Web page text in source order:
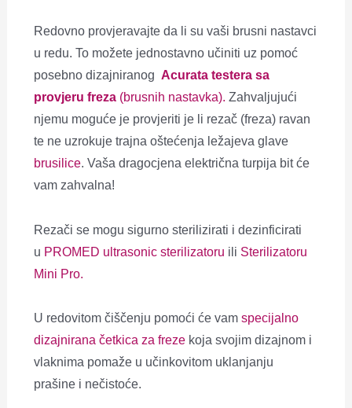
Redovno provjeravajte da li su vaši brusni nastavci
u redu. To možete jednostavno učiniti uz pomoć
posebno dizajniranogAcurata testera sa
provjeru freza (brusnih nastavka). Zahvaljujući
njemu moguće je provjeriti je li rezač (freza) ravan
te ne uzrokuje trajna oštećenja ležajeva glave
brusilice.Vaša dragocjena električna turpija bit će
vam zahvalna!
Rezači se mogu sigurno sterilizirati i dezinficirati
u PROMED ultrasonic sterilizatoru ili Sterilizatoru
Mini Pro.
U redovitom čiščenju pomoći će vamspecijalno
dizajnirana četkica za freze koja svojim dizajnom i
vlaknima pomaže u učinkovitom uklanjanju
prašine i nečistoće.